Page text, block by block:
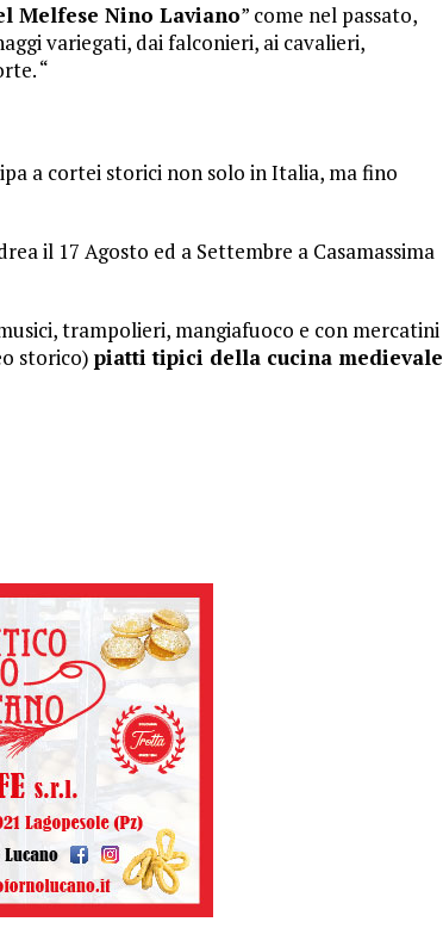
Melfese Nino Laviano” come nel passato,
variegati, dai falconieri, ai cavalieri,
“
a cortei storici non solo in Italia, ma fino
il 17 Agosto ed a Settembre a Casamassima
trampolieri, mangiafuoco e con mercatini
storico) piatti tipici della cucina medievale